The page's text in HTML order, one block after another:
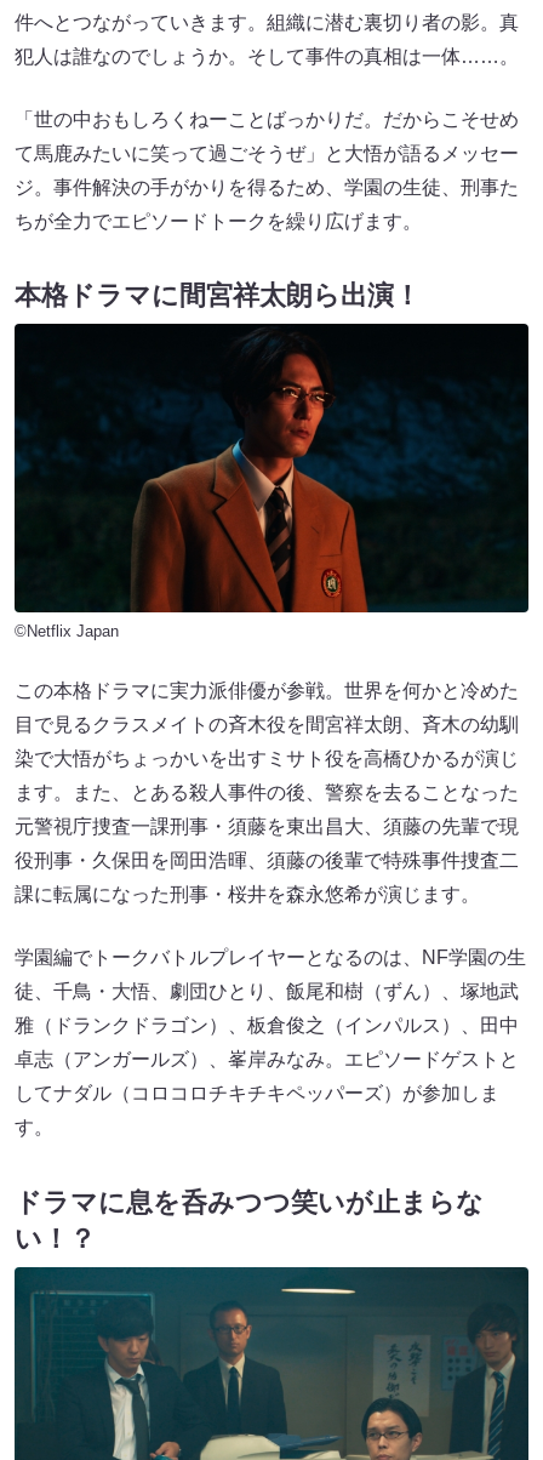
件へとつながっていきます。組織に潜む裏切り者の影。真
犯人は誰なのでしょうか。そして事件の真相は一体……。
「世の中おもしろくねーことばっかりだ。だからこそせめ
て馬鹿みたいに笑って過ごそうぜ」と大悟が語るメッセー
ジ。事件解決の手がかりを得るため、学園の生徒、刑事た
ちが全力でエピソードトークを繰り広げます。
本格ドラマに間宮祥太朗ら出演！
©Netflix Japan
この本格ドラマに実力派俳優が参戦。世界を何かと冷めた
目で見るクラスメイトの斉木役を間宮祥太朗、斉木の幼馴
染で大悟がちょっかいを出すミサト役を高橋ひかるが演じ
ます。また、とある殺人事件の後、警察を去ることなった
元警視庁捜査一課刑事・須藤を東出昌大、須藤の先輩で現
役刑事・久保田を岡田浩暉、須藤の後輩で特殊事件捜査二
課に転属になった刑事・桜井を森永悠希が演じます。
学園編でトークバトルプレイヤーとなるのは、NF学園の生
徒、千鳥・大悟、劇団ひとり、飯尾和樹（ずん）、塚地武
雅（ドランクドラゴン）、板倉俊之（インパルス）、田中
卓志（アンガールズ）、峯岸みなみ。エピソードゲストと
してナダル（コロコロチキチキペッパーズ）が参加しま
す。
ドラマに息を呑みつつ笑いが止まらな
い！？